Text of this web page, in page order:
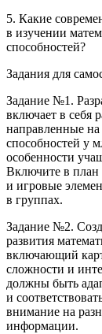
5. Какие
в изучении
способностей?
Задания для
Задание №1.
включает в себя
направленные
способностей у
особенности
Включите в план
и игровые
в группах.
Задание №2.
развития
включающий
сложности и
должны быть
и
внимание на
информации.